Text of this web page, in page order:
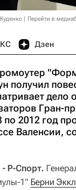
Перейти в
Дзен
получил
дело
Гран-
2012 год
Валенсии,
Р-Спорт.
1" Берни